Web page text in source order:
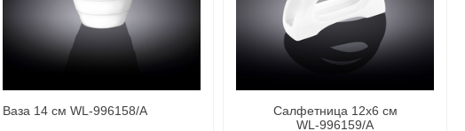
Ваза 14 см WL‑996158/A
Салфетница 12x6 см
WL‑996159/A